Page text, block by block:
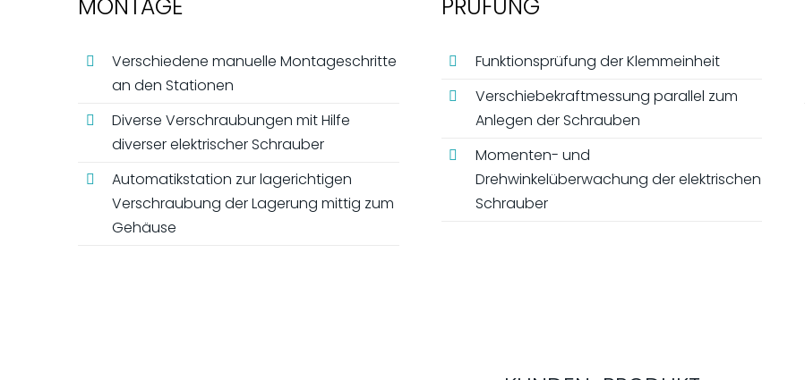
MONTAGE
Verschiedene manuelle Montageschritte
an den Stationen
Diverse Verschraubungen mit Hilfe
diverser elektrischer Schrauber
Automatikstation zur lagerichtigen
Verschraubung der Lagerung mittig zum
Gehäuse
PRÜFUNG
Funktionsprüfung der Klemmeinheit
Verschiebekraftmessung parallel zum
Anlegen der Schrauben
Momenten- und
Drehwinkelüberwachung der elektrischen
Schrauber